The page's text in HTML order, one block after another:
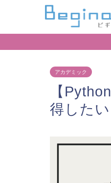
アカデミック
【
得したい